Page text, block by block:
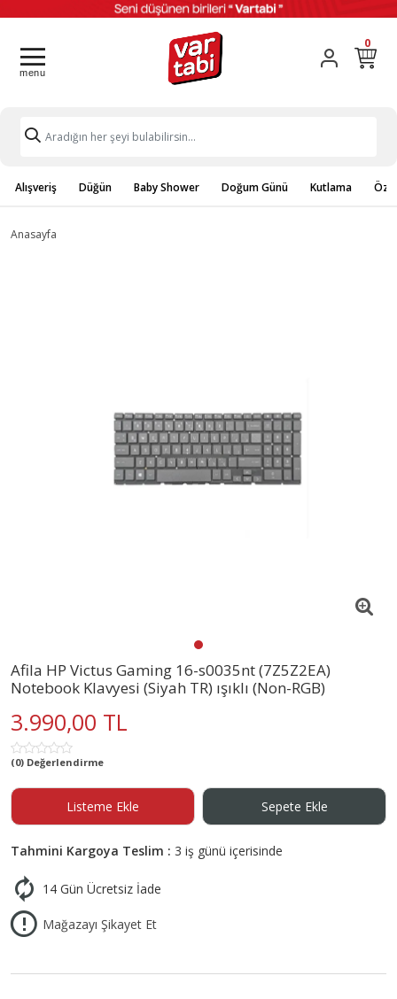
0
Alışveriş Düğün Baby Shower Doğum Günü Kutlama
Anasayfa
Afila HP Victus Gaming 16-s0035nt (7Z5Z2EA)
Notebook Klavyesi (Siyah TR) ışıklı (Non-RGB)
3.990,00 TL
(0) Değerlendirme
Listeme Ekle Sepete Ekle
Tahmini Kargoya Teslim : 3 iş günü içerisinde
14 Gün Ücretsiz İade
Mağazayı Şikayet Et